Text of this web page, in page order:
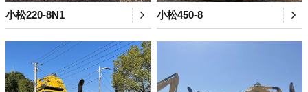
小松220-8N1 小松450-8